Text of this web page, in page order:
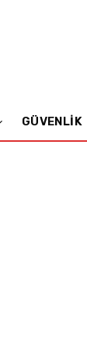
GÜVENLIK